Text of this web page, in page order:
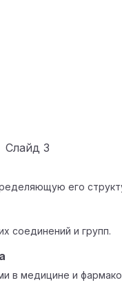
Слайд 3
его
соединений и групп.
в медицине и